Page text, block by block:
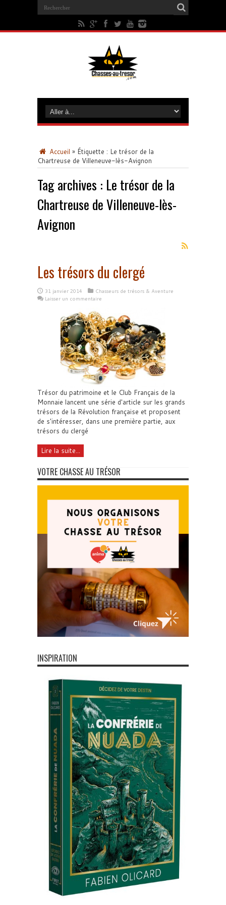
Accueil » Étiquette : Le trésor de la
Chartreuse de Villeneuve-lès-Avignon
Tag archives : Le trésor de la
Chartreuse de Villeneuve-lès-
Avignon
Les trésors du clergé
31 janvier 2014
Chasseurs de trésors & Aventure
Laisser un commentaire
Trésor du patrimoine et le Club Français de la
Monnaie lancent une série d'article sur les grands
trésors de la Révolution française et proposent
de s'intéresser, dans une première partie, aux
trésors du clergé
Lire la suite...
VOTRE CHASSE AU TRÉSOR
INSPIRATION